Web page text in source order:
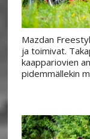
Mazdan
ja toimivat.
kaappariovien
pidemmällekin